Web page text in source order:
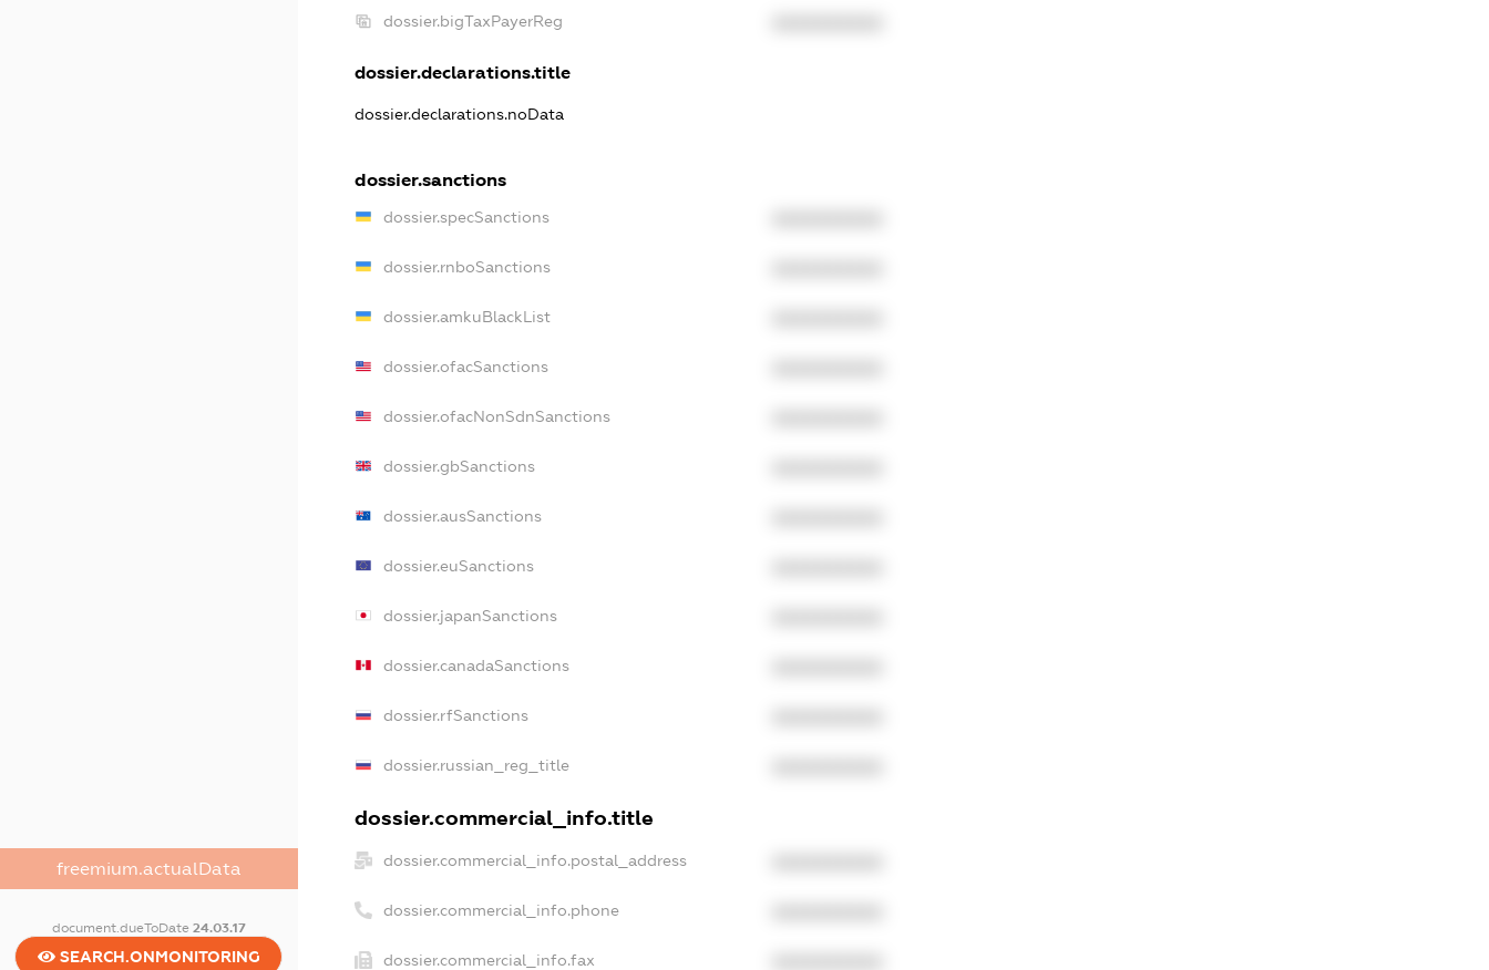
freemium.actualData
document.dueToDate 24.03.17
SEARCH.ONMONITORING
dossier.bigTaxPayerReg
dossier.declarations.title
dossier.declarations.noData
dossier.sanctions
dossier.specSanctions
dossier.rnboSanctions
dossier.amkuBlackList
dossier.ofacSanctions
dossier.ofacNonSdnSanctions
dossier.gbSanctions
dossier.ausSanctions
dossier.euSanctions
dossier.japanSanctions
dossier.canadaSanctions
dossier.rfSanctions
dossier.russian_reg_title
dossier.commercial_info.title
dossier.commercial_info.postal_address
dossier.commercial_info.phone
dossier.commercial_info.fax